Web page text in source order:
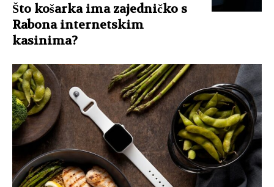
Što košarka ima zajedničko s
Rabona internetskim
kasinima?